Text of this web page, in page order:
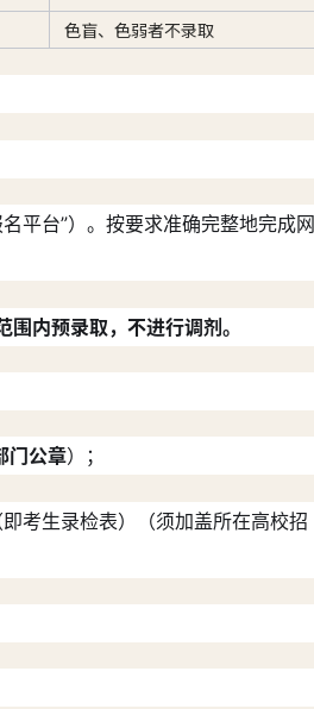
色盲、色弱者不录取
平台”）。按要求准确完整地完成网
内预录取，不进行调剂。
门公章）；
考生录检表）（须加盖所在高校招